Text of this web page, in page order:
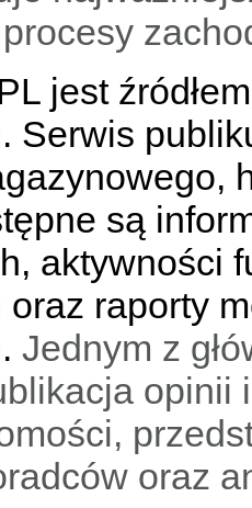
jest
Serwis
są
aktywności
raporty
Jednym z
oraz